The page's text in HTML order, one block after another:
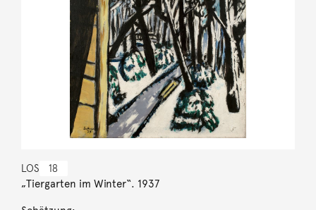
LOS 18
„Tiergarten im Winter“. 1937